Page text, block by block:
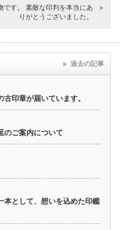
です。 素敵な印判を本当にあ
りがとうございました。
印章が届いています。
のご案内について
本として、想いを込めた印鑑
過去の記事